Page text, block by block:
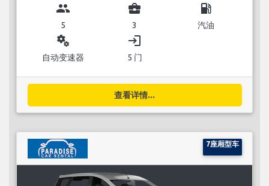
group
5
business_center
3
local_gas_station
汽油
miscellaneous_services
自动变速器
login
5 门
查看详情...
7座厢型车